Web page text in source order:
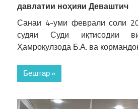
давлатии ноҳияи Деваштич
Санаи 4-уми феврали соли
судяи Суди иқтисодии
Ҳамроқулзода Б.А. ва
Бештар »